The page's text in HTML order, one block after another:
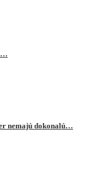
nemajú dokonalú…